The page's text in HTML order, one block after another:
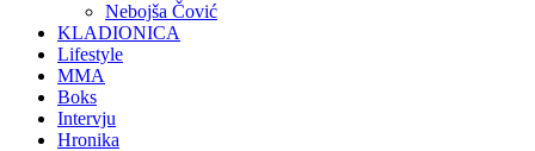
Nebojša Čović
KLADIONICA
Lifestyle
MMA
Boks
Intervju
Hronika